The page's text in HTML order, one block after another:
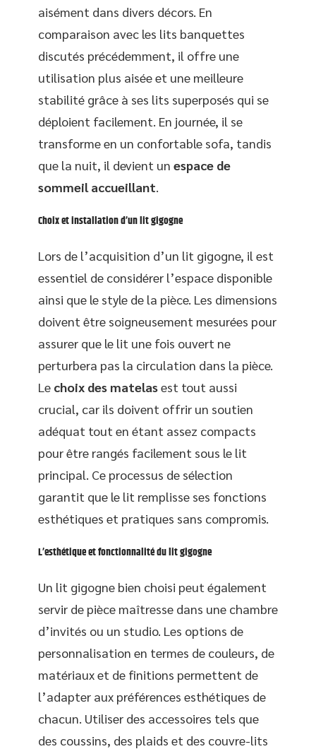
aisément dans divers décors. En
comparaison avec les lits banquettes
discutés précédemment, il offre une
utilisation plus aisée et une meilleure
stabilité grâce à ses lits superposés qui se
déploient facilement. En journée, il se
transforme en un confortable sofa, tandis
que la nuit, il devient un espace de
sommeil accueillant
Choix et installation d’un lit gigogne
Lors de l’acquisition d’un lit gigogne, il est
essentiel de considérer l’espace disponible
ainsi que le style de la pièce. Les dimensions
doivent être soigneusement mesurées pour
assurer que le lit une fois ouvert ne
perturbera pas la circulation dans la pièce.
Le choix des matelasest tout aussi
crucial, car ils doivent offrir un soutien
adéquat tout en étant assez compacts
pour être rangés facilement sous le lit
principal. Ce processus de sélection
garantit que le lit remplisse ses fonctions
esthétiques et pratiques sans compromis.
L’esthétique et fonctionnalité du lit gigogne
Un lit gigogne bien choisi peut également
servir de pièce maîtresse dans une chambre
d’invités ou un studio. Les options de
personnalisation en termes de couleurs, de
matériaux et de finitions permettent de
l’adapter aux préférences esthétiques de
chacun. Utiliser des accessoires tels que
des coussins, des plaids et des couvre-lits